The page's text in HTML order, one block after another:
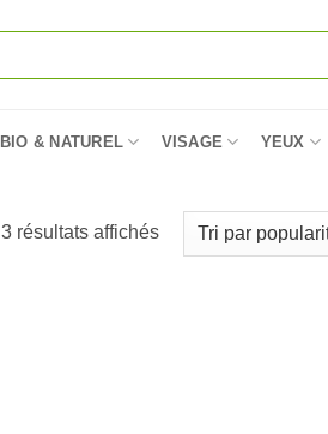
BIO & NATUREL VISAGE YEUX
3 résultats affichésTrié
par